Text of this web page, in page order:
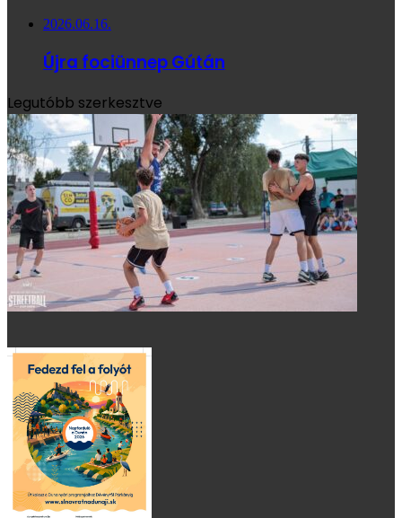
2026.06.16.
Újra fociünnep Gútán
Legutóbb szerkesztve